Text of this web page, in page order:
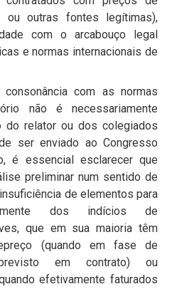
ou outras fontes legítimas),
com o arcabouço legal
e normas internacionais de
com as normas
não é necessariamente
do relator ou dos colegiados
ser enviado ao Congresso
é essencial esclarecer que
preliminar num sentido de
de elementos para
dos indícios de
que em sua maioria têm
(quando em fase de
em contrato) ou
efetivamente faturados